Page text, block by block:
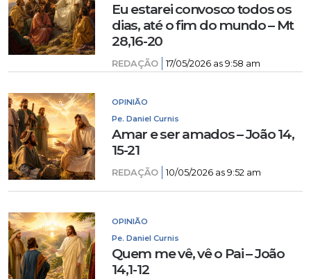
Eu estarei convosco todos os
dias, até o fim do mundo – Mt
28,16-20
REDAÇÃO 17/05/2026 as 9:58 am
OPINIÃO
Pe. Daniel Curnis
Amar e ser amados – João 14,
15-21
REDAÇÃO 10/05/2026 as 9:52 am
OPINIÃO
Pe. Daniel Curnis
Quem me vê, vê o Pai – João
14,1-12